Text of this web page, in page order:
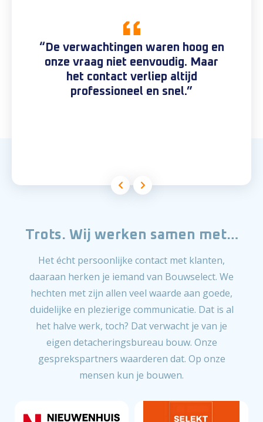
Trots. Wij werken samen met…
Het écht persoonlijke contact met klanten,
daaraan herken je iemand van Bouwselect. We
hechten met zijn allen veel waarde aan goede,
duidelijke en plezierige communicatie. Dat is al
het halve werk, toch? Dat verwacht je van je
eigen detacheringsbureau bouw. Onze
gesprekspartners waarderen dat. Op onze
mensen kun je bouwen.
“De verwachtingen waren hoog en
onze vraag niet eenvoudig. Maar
het contact verliep altijd
professioneel en snel.”